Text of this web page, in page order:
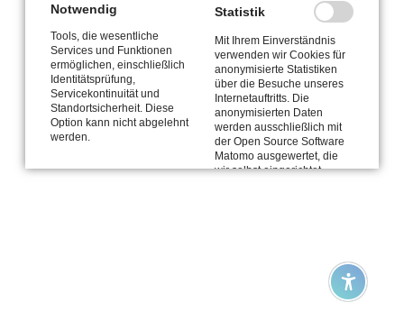
Notwendig
Tools, die wesentliche
Services und Funktionen
ermöglichen, einschließlich
Identitätsprüfung,
Servicekontinuität und
Standortsicherheit. Diese
Option kann nicht abgelehnt
werden.
Statistik
Mit Ihrem Einverständnis
verwenden wir Cookies für
anonymisierte Statistiken
über die Besuche unseres
Internetauftritts. Die
anonymisierten Daten
werden ausschließlich mit
der Open Source Software
Matomo ausgewertet, die
wir selbst eingerichtet